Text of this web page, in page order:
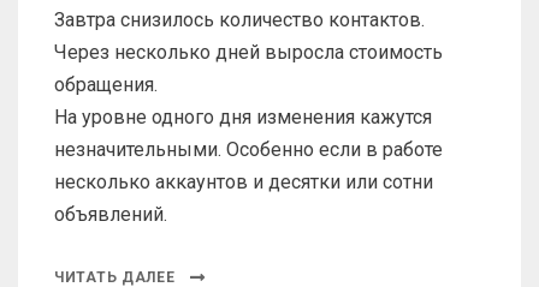
Завтра снизилось количество контактов.
Через несколько дней выросла стоимость
обращения.
На уровне одного дня изменения кажутся
незначительными. Особенно если в работе
несколько аккаунтов и десятки или сотни
объявлений.
ЧИТАТЬ ДАЛЕЕ